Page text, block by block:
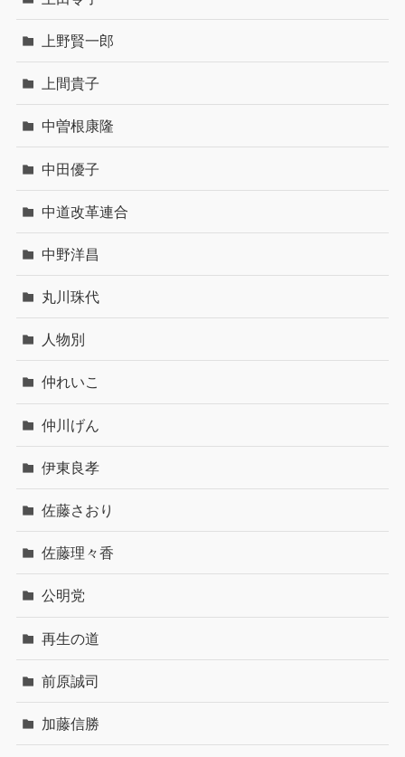
上野賢一郎
上間貴子
中曽根康隆
中田優子
中道改革連合
中野洋昌
丸川珠代
人物別
仲れいこ
仲川げん
伊東良孝
佐藤さおり
佐藤理々香
公明党
再生の道
前原誠司
加藤信勝